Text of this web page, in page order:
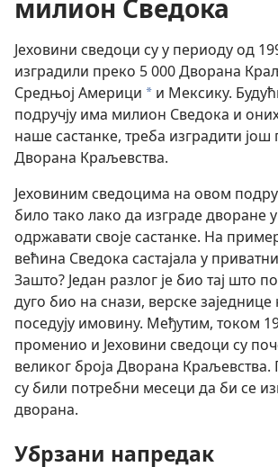
милион Сведока
Јеховини сведоци су у периоду од
изградили преко 5 000 Дворана
Средњој Америци a и Мексику.
подручју има милион Сведока и оних
наше састанке, треба изградити још
Дворана Краљевства.
Јеховиним сведоцима на овом
било тако лако да изграде дворане
одржавати своје састанке. На
већина Сведока састајала у
Зашто? Један разлог је био тај што
дуго био на снази, верске
поседују имовину. Међутим, током
променио и Јеховини сведоци су
великог броја Дворана
су били потребни месеци да би се
дворана.
Убрзани напредак